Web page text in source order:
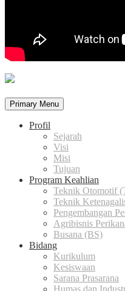
Primary Menu
Profil
Sejarah
Visi
Misi
Tujuan
Program Keahlian
Teknik Otomotif
Teknik
Pengembangan
Agribisnis
Busana (BS)
Bidang
Kurikulum
Kesiswaan
Sarana Prasarana
Humas dan